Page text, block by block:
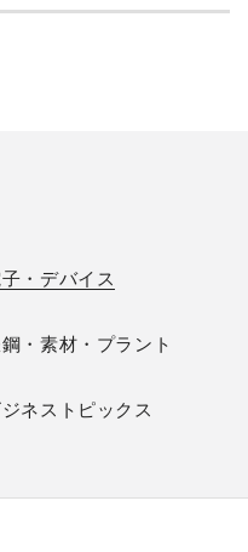
・デバイス
・素材・プラント
ジネストピックス